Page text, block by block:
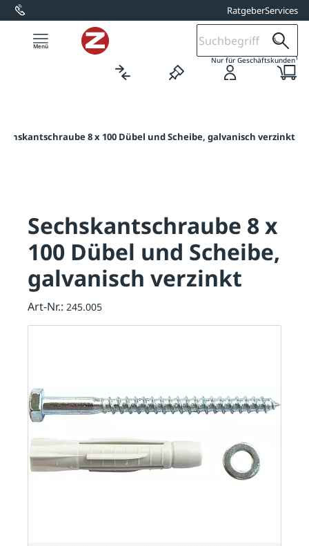
springen RatgeberServices
Nur für Geschäftskunden1
8 x 100 Dübel und Scheibe, galvanisch verzinkt
Sechskantschraube 8 x
100 Dübel und Scheibe,
galvanisch verzinkt
Art-Nr.: 245.005